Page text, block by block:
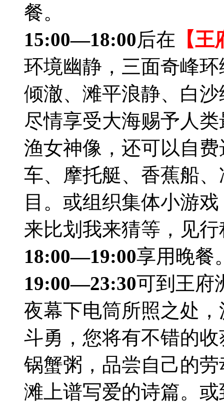
餐。
15:00—18:00后在 【
环境幽静，三面奇峰
倾澈、滩平浪静、白
尽情享受大海赐予人
渔女神像，还可以自
车、摩托艇、香蕉船
目。或组织集体小游
来比划我来猜等，见
18:00—19:00享用晚餐
19:00—23:30可到王府
夜幕下电筒所照之处
斗勇，您将有不错的
锅蟹粥，品尝自己的
滩上谱写爱的诗篇。